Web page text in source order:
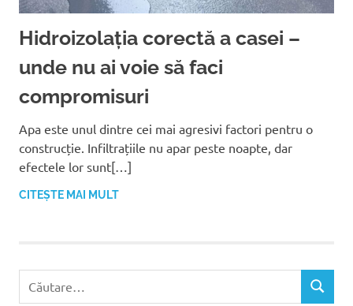
Hidroizolația corectă a casei –
unde nu ai voie să faci
compromisuri
Apa este unul dintre cei mai agresivi factori pentru o
construcție. Infiltrațiile nu apar peste noapte, dar
efectele lor sunt[…]
CITEȘTE MAI MULT
C